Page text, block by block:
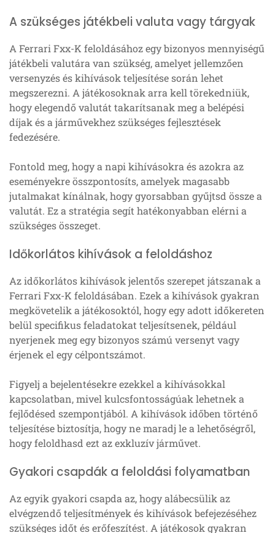
A szükséges játékbeli valuta vagy tárgyak
A Ferrari Fxx-K feloldásához egy bizonyos mennyiségű
játékbeli valutára van szükség, amelyet jellemzően
versenyzés és kihívások teljesítése során lehet
megszerezni. A játékosoknak arra kell törekedniük,
hogy elegendő valutát takarítsanak meg a belépési
díjak és a járművekhez szükséges fejlesztések
fedezésére.
Fontold meg, hogy a napi kihívásokra és azokra az
eseményekre összpontosíts, amelyek magasabb
jutalmakat kínálnak, hogy gyorsabban gyűjtsd össze a
valutát. Ez a stratégia segít hatékonyabban elérni a
szükséges összeget.
Időkorlátos kihívások a feloldáshoz
Az időkorlátos kihívások jelentős szerepet játszanak a
Ferrari Fxx-K feloldásában. Ezek a kihívások gyakran
megkövetelik a játékosoktól, hogy egy adott időkereten
belül specifikus feladatokat teljesítsenek, például
nyerjenek meg egy bizonyos számú versenyt vagy
érjenek el egy célpontszámot.
Figyelj a bejelentésekre ezekkel a kihívásokkal
kapcsolatban, mivel kulcsfontosságúak lehetnek a
fejlődésed szempontjából. A kihívások időben történő
teljesítése biztosítja, hogy ne maradj le a lehetőségről,
hogy feloldhasd ezt az exkluzív járművet.
Gyakori csapdák a feloldási folyamatban
Az egyik gyakori csapda az, hogy alábecsülik az
elvégzendő teljesítmények és kihívások befejezéséhez
szükséges időt és erőfeszítést. A játékosok gyakran